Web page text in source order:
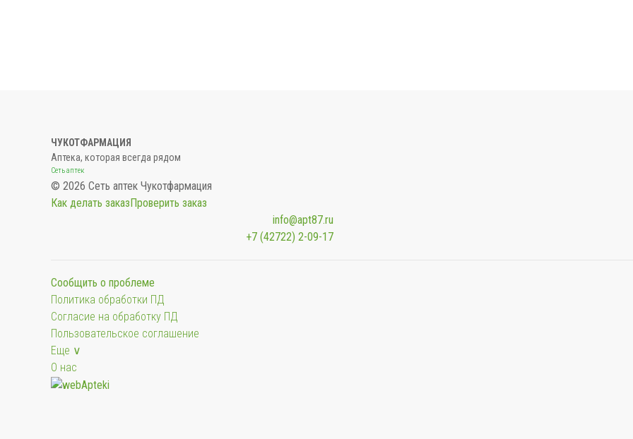
ЧУКОТФАРМАЦИЯ
Аптека, которая всегда рядом
Сеть аптек
© 2026 Сеть аптек Чукотфармация
Как делать заказПроверить заказ
info@apt87.ru
+7 (42722) 2-09-17
Сообщить о проблеме
Политика обработки ПД
Согласие на обработку ПД
Пользовательское соглашение
Еще ∨
О нас